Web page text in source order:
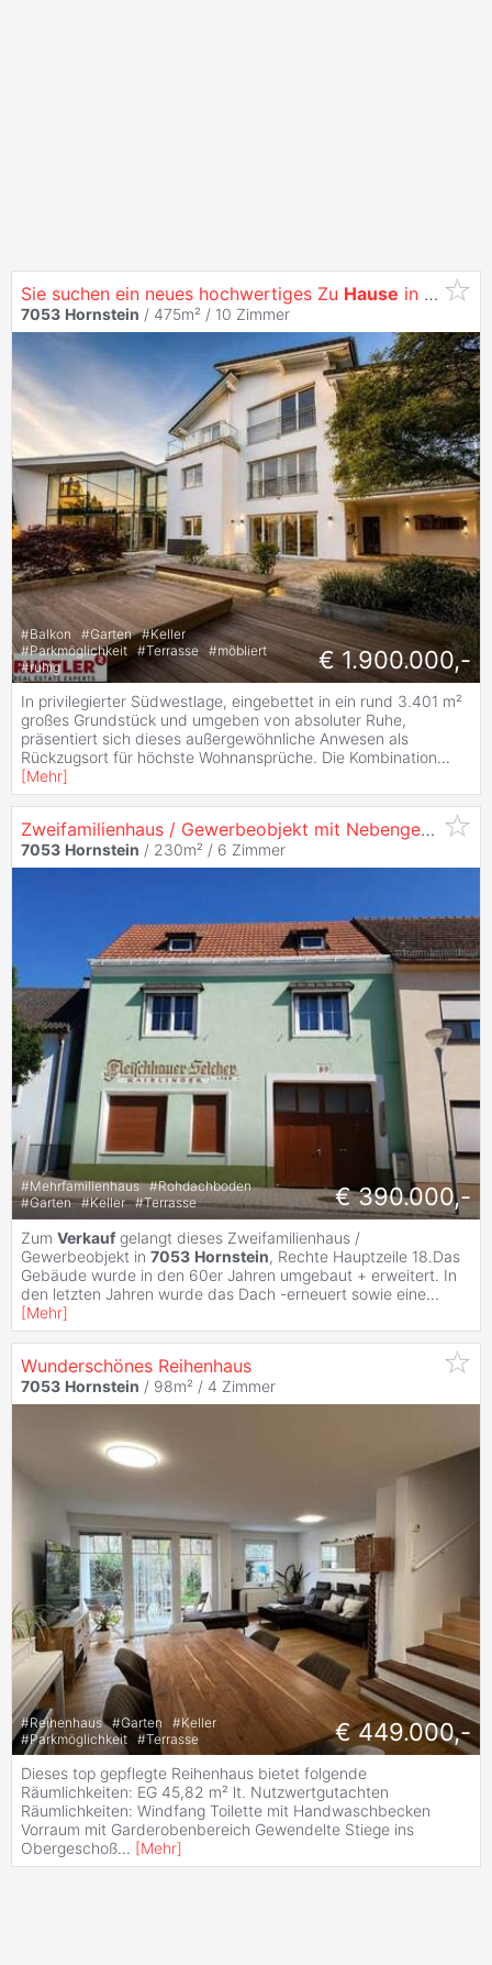
Sie suchen ein neues hochwertiges Zu Hause in der nähe vom Neufeldersee?
7053 Hornstein / 475m² / 10 Zimmer
#Balkon #Garten #Keller
#Parkmöglichkeit #Terrasse #möbliert
#ruhig € 1.900.000,-
In privilegierter Südwestlage, eingebettet in ein rund 3.401 m²
großes Grundstück und umgeben von absoluter Ruhe,
präsentiert sich dieses außergewöhnliche Anwesen als
Rückzugsort für höchste Wohnansprüche. Die Kombination...
[Mehr]
Zweifamilienhaus / Gewerbeobjekt mit Nebengebäude zu
7053 Hornstein / 230m² / 6 Zimmer
#Mehrfamilienhaus #Rohdachboden
#Garten #Keller #Terrasse € 390.000,-
Zum Verkauf gelangt dieses Zweifamilienhaus /
Gewerbeobjekt in 7053 Hornstein, Rechte Hauptzeile 18.Das
Gebäude wurde in den 60er Jahren umgebaut + erweitert. In
den letzten Jahren wurde das Dach -erneuert sowie eine...
[Mehr]
Wunderschönes Reihenhaus
7053 Hornstein / 98m² / 4 Zimmer
#Reihenhaus #Garten #Keller
#Parkmöglichkeit #Terrasse € 449.000,-
Dieses top gepflegte Reihenhaus bietet folgende
Räumlichkeiten: EG 45,82 m² lt. Nutzwertgutachten
Räumlichkeiten: Windfang Toilette mit Handwaschbecken
Vorraum mit Garderobenbereich Gewendelte Stiege ins
Obergeschoß... [Mehr]